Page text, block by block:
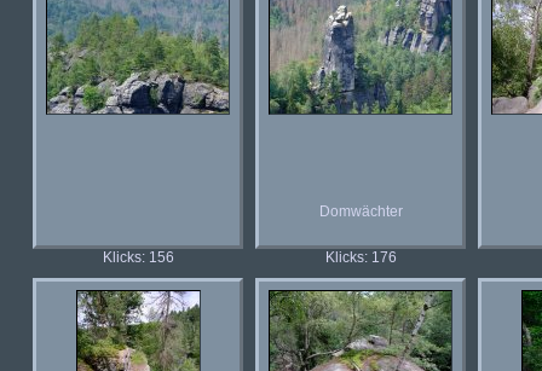
Klicks: 156
Domwächter
Klicks: 176